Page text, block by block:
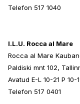
Telefon 517 1040
I.L.U. Rocca al Mare
Rocca al Mare
Paldiski mnt 102,
Avatud E-L 10-21 P 10-
Telefon 517 0401